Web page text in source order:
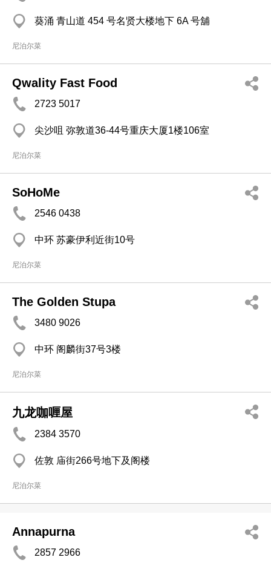
葵涌 青山道 454 号名贤大楼地下 6A 号舖
尼泊尔菜
Qwality Fast Food
2723 5017
尖沙咀 弥敦道36-44号重庆大厦1楼106室
尼泊尔菜
SoHoMe
2546 0438
中环 苏豪伊利近街10号
尼泊尔菜
The Golden Stupa
3480 9026
中环 阁麟街37号3楼
尼泊尔菜
九龙咖喱屋
2384 3570
佐敦 庙街266号地下及阁楼
尼泊尔菜
Annapurna
2857 2966